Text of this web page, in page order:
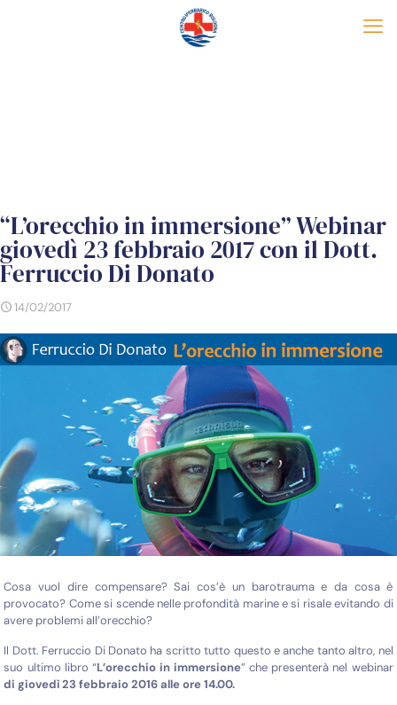
“L’orecchio in immersione” Webinar
giovedì 23 febbraio 2017 con il Dott.
Ferruccio Di Donato
14/02/2017
Cosa vuol dire compensare? Sai cos’è un barotrauma e da cosa è
provocato? Come si scende nelle profondità marine e si risale evitando di
avere problemi all’orecchio?
Il Dott. Ferruccio Di Donato ha scritto tutto questo e anche tanto altro, nel
suo ultimo libro “L’orecchio in immersione” che presenterà nel webinar
di giovedì 23 febbraio 2016 alle ore 14.00.